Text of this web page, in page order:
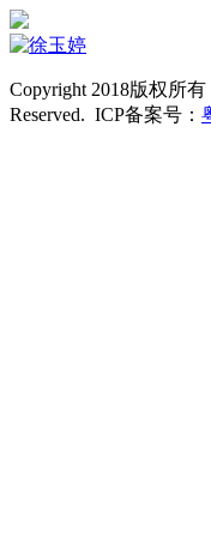
Copyright 2018版权所
Reserved. ICP备案号：